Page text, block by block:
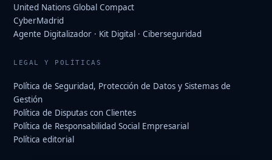
United Nations Global Compact
CyberMadrid
Agente Digitalizador · Kit Digital · Ciberseguridad
LEGAL Y POLÍTICAS
Política de Seguridad, Protección de Datos y Sistemas de
Gestión
Política de Disputas con Clientes
Política de Responsabilidad Social Empresarial
Política editorial